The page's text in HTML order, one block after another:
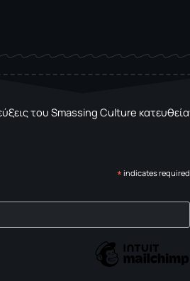
του Smassing Culture
* indicates required